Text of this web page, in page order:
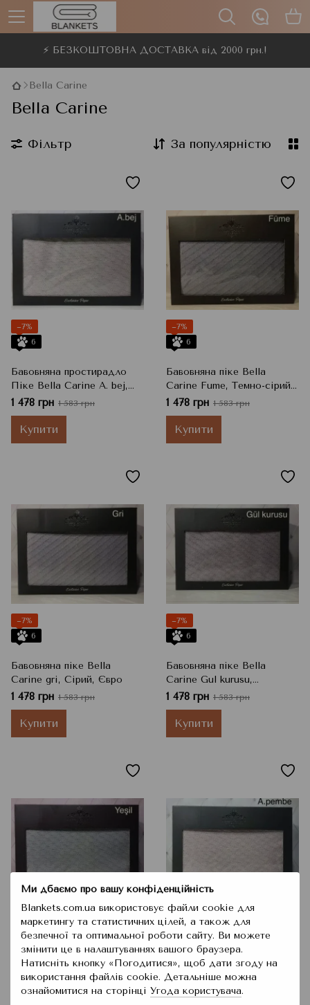
Ми дбаємо про вашу конфіденційність
Blankets.com.ua використовує файли cookie для
маркетингу та статистичних цілей, а також для
безпечної та оптимальної роботи сайту. Ви можете
змінити це в налаштуваннях вашого браузера.
Натисніть кнопку «Погодитися», щоб дати згоду на
використання файлів cookie. Детальніше можна
ознайомитися на сторінці Угода користувача.
⚡ БЕЗКОШТОВНА ДОСТАВКА від 2000 грн.!
Bella Carine
Bella Carine
Фільтр За популярністю
−7%
6
Бавовняна простирадло
Піке Bella Carine A. bej,
Бежевий, Євро
1 478 грн 1 583 грн
Купити
−7%
6
Бавовняна піке Bella
Carine Fume, Темно-сірий,
Євро
1 478 грн 1 583 грн
Купити
−7%
6
Бавовняна піке Bella
Carine gri, Сірий, Євро
1 478 грн 1 583 грн
Купити
−7%
6
Бавовняна піке Bella
Carine Gul kurusu,
Фіолетово-сірий, Євро
1 478 грн 1 583 грн
Купити
−7%
6
Бавовняна піке Bella
Carine Yesil, Зелений,
Євро
1 478 грн 1 583 грн
−7%
Бавовняна піке Bella
Carine A pembe,
Персиковий, Євро
1 319 грн 1 414 грн